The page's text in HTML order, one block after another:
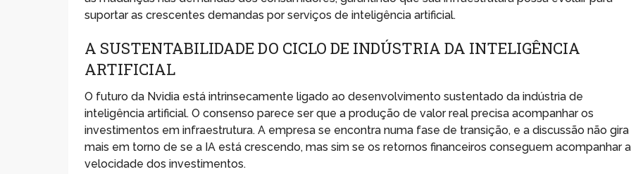
suportar as crescentes demandas por serviços de inteligência artificial.
A SUSTENTABILIDADE DO CICLO DE INDÚSTRIA DA INTELIGÊNCIA
ARTIFICIAL
O futuro da Nvidia está intrinsecamente ligado ao desenvolvimento sustentado da indústria de
inteligência artificial. O consenso parece ser que a produção de valor real precisa acompanhar os
investimentos em infraestrutura. A empresa se encontra numa fase de transição, e a discussão não gira
mais em torno de se a IA está crescendo, mas sim se os retornos financeiros conseguem acompanhar a
velocidade dos investimentos.